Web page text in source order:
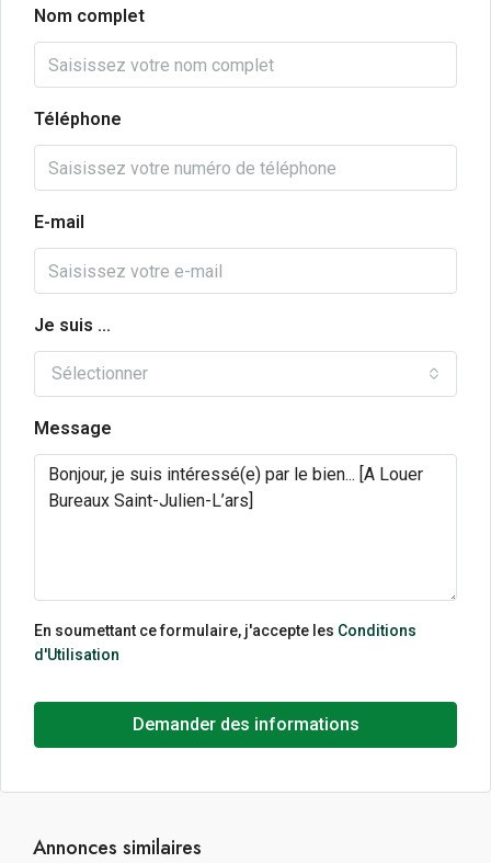
Nom complet
Téléphone
E-mail
Je suis ...
Sélectionner
Message
En soumettant ce formulaire, j'accepte les Conditions
d'Utilisation
Demander des informations
Annonces similaires